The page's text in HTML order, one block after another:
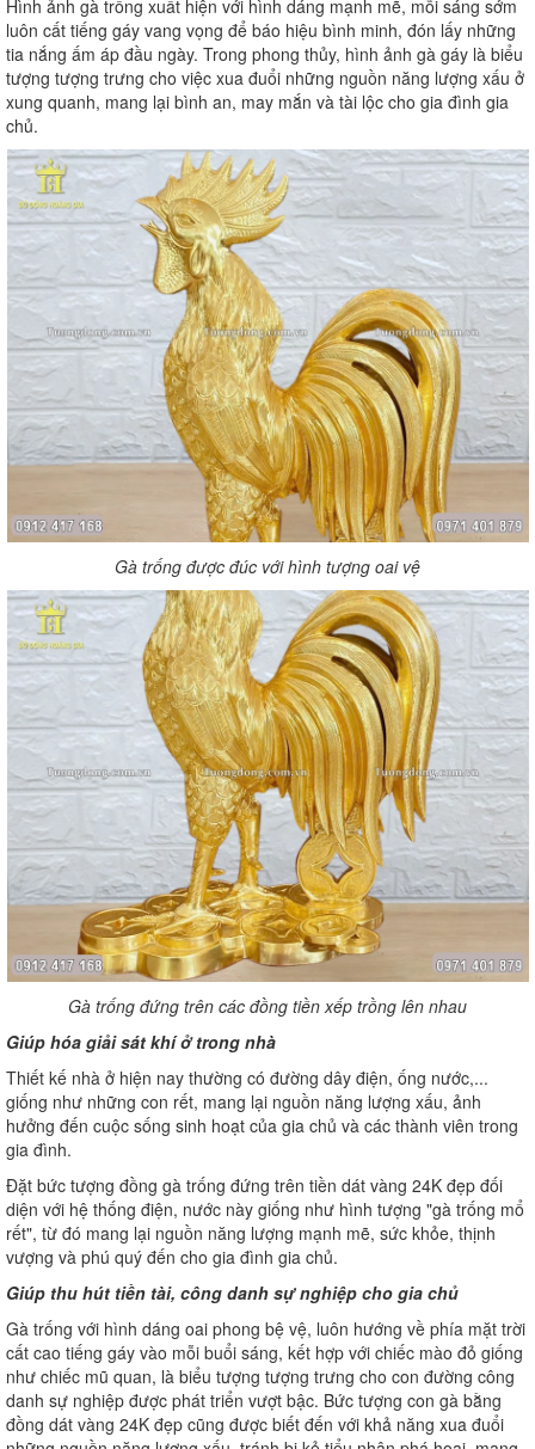
Hình ảnh gà trống xuất hiện với hình dáng mạnh mẽ, mỗi sáng sớm
luôn cất tiếng gáy vang vọng để báo hiệu bình minh, đón lấy những
tia nắng ấm áp đầu ngày. Trong phong thủy, hình ảnh gà gáy là biểu
tượng tượng trưng cho việc xua đuổi những nguồn năng lượng xấu ở
xung quanh, mang lại bình an, may mắn và tài lộc cho gia đình gia
chủ.
Gà trống được đúc với hình tượng oai vệ
Gà trống đứng trên các đồng tiền xếp trồng lên nhau
Giúp hóa giải sát khí ở trong nhà
Thiết kế nhà ở hiện nay thường có đường dây điện, ống nước,...
giống như những con rết, mang lại nguồn năng lượng xấu, ảnh
hưởng đến cuộc sống sinh hoạt của gia chủ và các thành viên trong
gia đình.
Đặt bức tượng đồng gà trống đứng trên tiền dát vàng 24K đẹp đối
diện với hệ thống điện, nước này giống như hình tượng "gà trống mổ
rết", từ đó mang lại nguồn năng lượng mạnh mẽ, sức khỏe, thịnh
vượng và phú quý đến cho gia đình gia chủ.
Giúp thu hút tiền tài, công danh sự nghiệp cho gia chủ
Gà trống với hình dáng oai phong bệ vệ, luôn hướng về phía mặt trời
cất cao tiếng gáy vào mỗi buổi sáng, kết hợp với chiếc mào đỏ giống
như chiếc mũ quan, là biểu tượng tượng trưng cho con đường công
danh sự nghiệp được phát triển vượt bậc. Bức tượng con gà bằng
đồng dát vàng 24K đẹp cũng được biết đến với khả năng xua đuổi